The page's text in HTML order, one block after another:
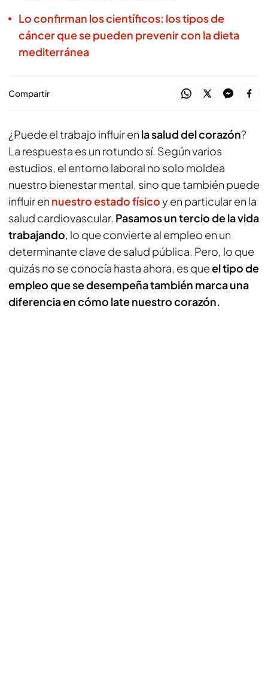
Lo confirman los científicos: los tipos de
cáncer que se pueden prevenir con la dieta
mediterránea
Compartir
¿Puede el trabajo influir en la salud del corazón?
La respuesta es un rotundo sí. Según varios
estudios, el entorno laboral no solo moldea
nuestro bienestar mental, sino que también puede
influir en nuestro estado físicoy en particular en la
salud cardiovascular. Pasamos un tercio de la vida
trabajando, lo que convierte al empleo en un
determinante clave de salud pública. Pero, lo que
quizás no se conocía hasta ahora, es queel tipo de
empleo que se desempeña también marca una
diferencia en cómo late nuestro corazón.